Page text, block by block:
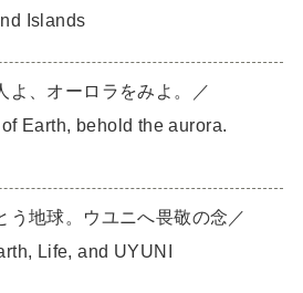
Islands
よ、オーロラをみよ。／
Earth, behold the aurora.
う地球。ウユニへ畏敬の念／
Life, and UYUNI